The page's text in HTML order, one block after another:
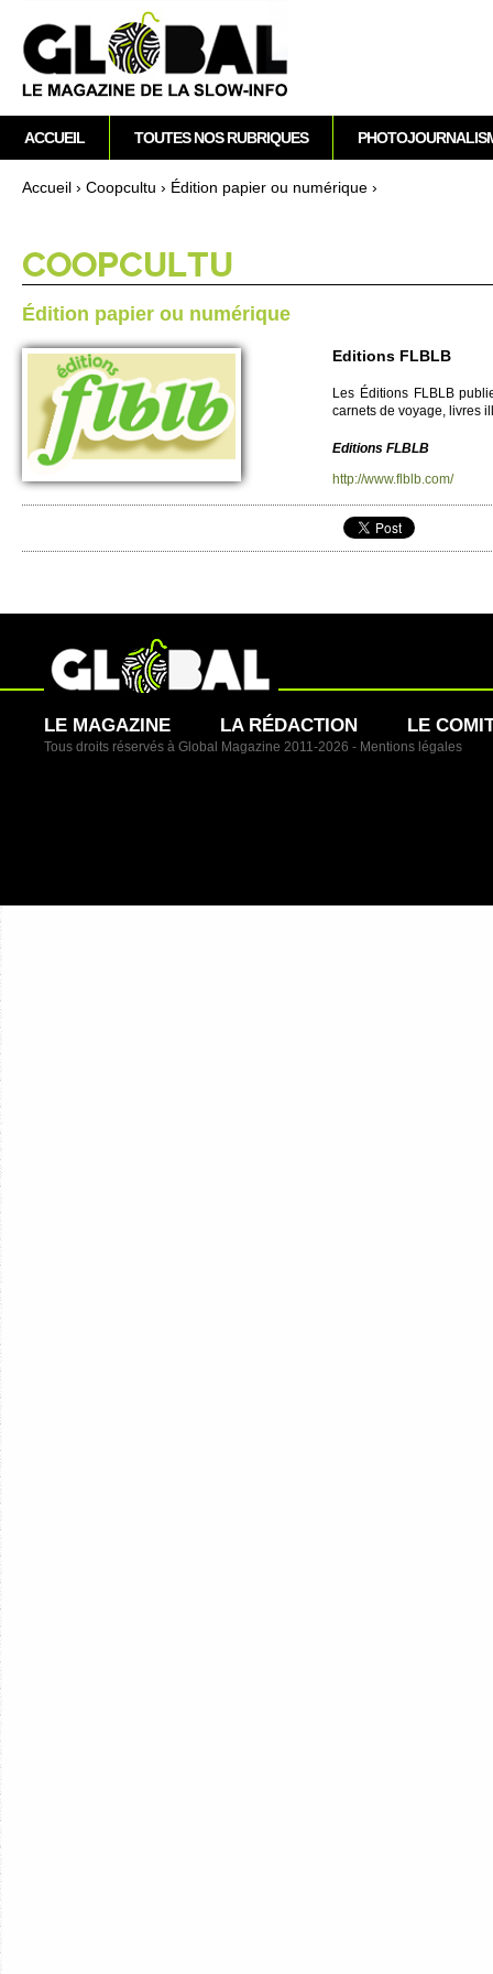
Accueil › Co­opcultu › Édition papier ou numérique ›
CO­OPCULTU
Édition papier ou numérique
Editions FLBLB
Les Éditi­ons FLBLB
carnets de vo­yage, livres
Editi­ons FLBLB
http://​www.​flblb.​com/​
M
e
n
r
i
n
i
ACCUEIL TOUTES NOS RUBRIQUES
LE MAGAZINE LA RÉDACTION LE
Tous droits réservés à Global Magazine 2011-2026 - Mentions légales